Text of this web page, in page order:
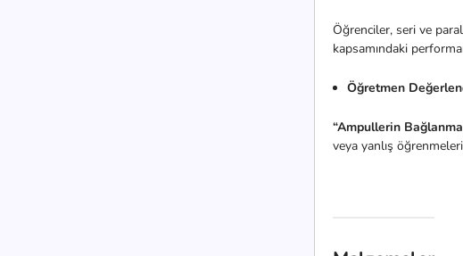
Öğrenciler, seri ve
kapsamındaki
Öğretmen
“Ampullerin
veya yanlış